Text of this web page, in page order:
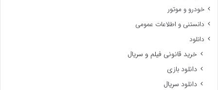
خودرو و موتور
دانستنی و اطلاعات عمومی
دانلود
خرید قانونی فیلم و سریال
دانلود بازی
دانلود سریال